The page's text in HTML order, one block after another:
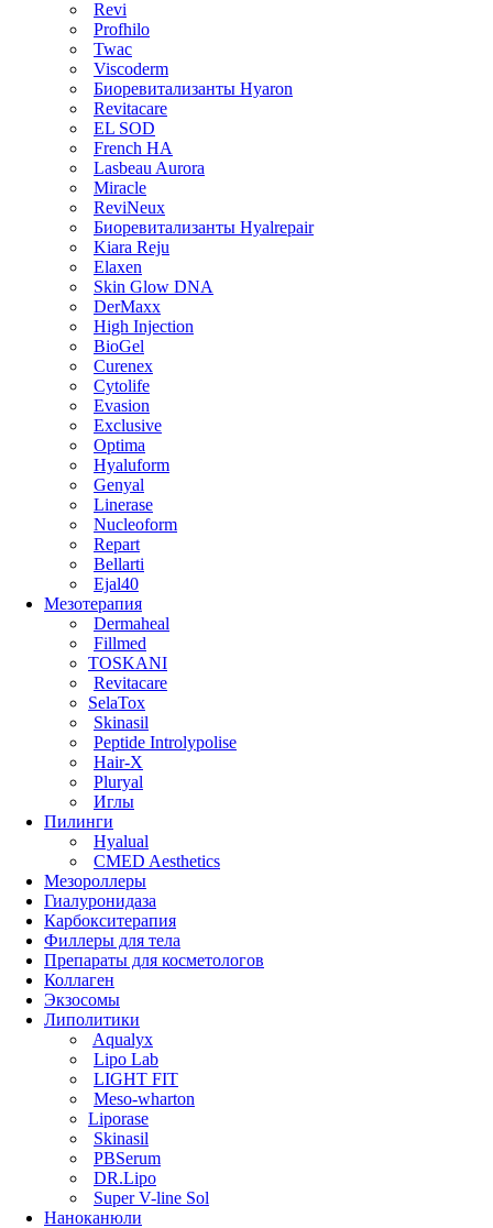
Revi
Profhilo
Twac
Viscoderm
Биоревитализанты Hyaron
Revitacare
EL SOD
French HA
Lasbeau Aurora
Miracle
ReviNeux
Биоревитализанты Hyalrepair
Kiara Reju
Elaxen
Skin Glow DNA
DerMaxx
High Injection
BioGel
Curenex
Cytolife
Evasion
Exclusive
Optima
Hyaluform
Genyal
Linerase
Nucleoform
Repart
Bellarti
Ejal40
Мезотерапия
Dermaheal
Fillmed
TOSKANI
Revitacare
SelaTox
Skinasil
Peptide Introlypolise
Hair-X
Pluryal
Иглы
Пилинги
Hyalual
CMED Aesthetics
Мезороллеры
Гиалуронидаза
Карбокситерапия
Филлеры для тела
Препараты для косметологов
Коллаген
Экзосомы
Липолитики
Aqualyx
Lipo Lab
LIGHT FIT
Meso-wharton
Liporase
Skinasil
PBSerum
DR.Lipo
Super V-line Sol
Наноканюли